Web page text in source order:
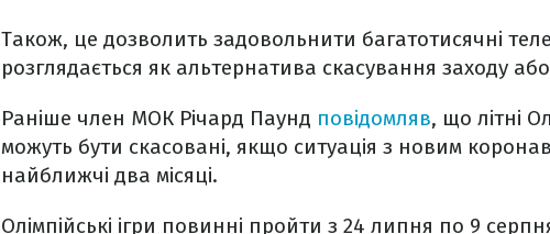
Також, це дозволить задовольнити багатотисячні
розглядається як альтернатива скасування заходу
Раніше член МОК Річард Паунд повідомляв, що літні
можуть бути скасовані, якщо ситуація з новим
найближчі два місяці.
Олімпійські ігри повинні пройти з 24 липня по 9